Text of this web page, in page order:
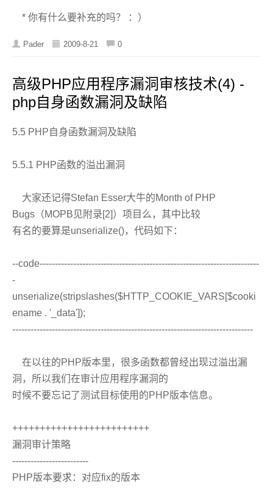
* 你有什么要补充的吗？ ：）
Pader 2009-8-21 0
高级PHP应用程序漏洞审核技术(4) -
php自身函数漏洞及缺陷
5.5 PHP自身函数漏洞及缺陷
5.5.1 PHP函数的溢出漏洞
大家还记得Stefan Esser大牛的Month of PHP
Bugs（MOPB见附录[2]）项目么，其中比较
有名的要算是unserialize()，代码如下：
--code------------------------------------------------------------------------
-
unserialize(stripslashes($HTTP_COOKIE_VARS[$cooki
ename . '_data']);
-------------------------------------------------------------------------------
在以往的PHP版本里，很多函数都曾经出现过溢出漏
洞，所以我们在审计应用程序漏洞的
时候不要忘记了测试目标使用的PHP版本信息。
+++++++++++++++++++++++++
漏洞审计策略
-------------------------
PHP版本要求：对应fix的版本